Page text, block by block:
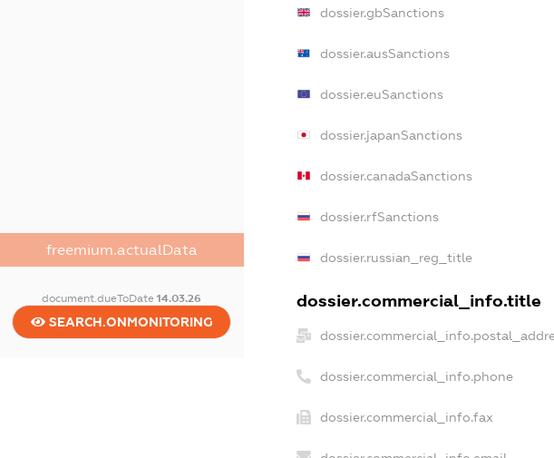
freemium.actualData
document.dueToDate14.03.26
SEARCH.ONMONITORING
dossier.gbSanctions
dossier.ausSanctions
dossier.euSanctions
dossier.japanSanctions
dossier.canadaSanctions
dossier.rfSanctions
dossier.russian_reg_title
dossier.commercial_info.title
dossier.commercial_info.phone
dossier.commercial_info.fax